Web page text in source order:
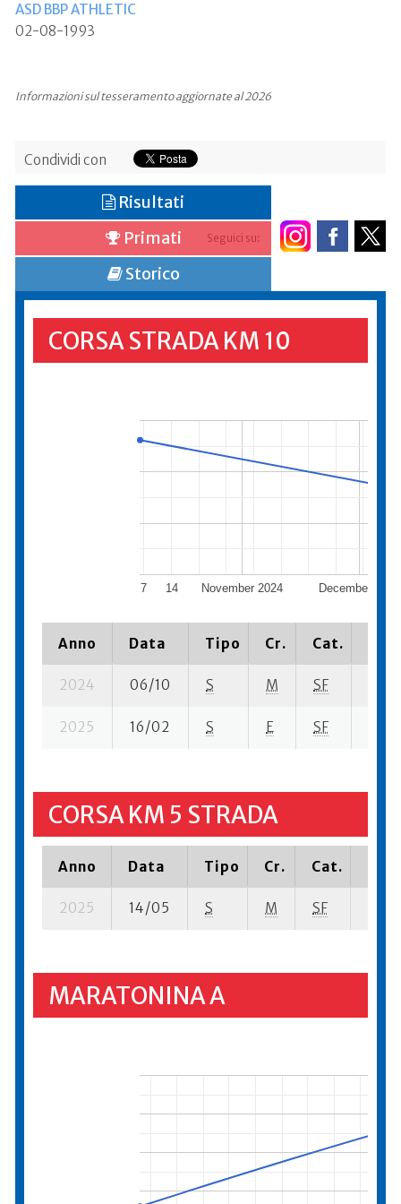
ASD BBP ATHLETIC
02-08-1993
Informazioni sul tesseramento aggiornate al 2026
Condividi con
Seguici su:
Risultati
Primati
Storico
CORSA STRADA KM 10
November 2024 December 2024
7 14
Anno Data Tipo Cr. Cat.
2024 06/10 S M SF
2025 16/02 S E SF
CORSA KM 5 STRADA
Anno Data Tipo Cr. Cat.
2025 14/05 S M SF
MARATONINA A